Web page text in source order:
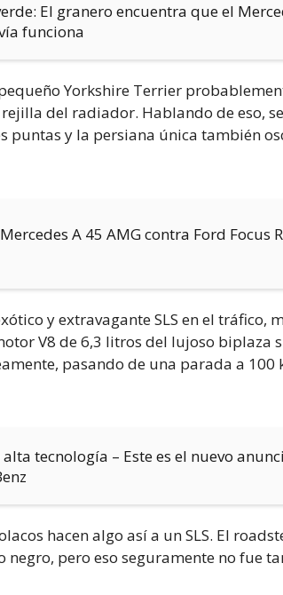
El granero encuentra que el
funciona
Yorkshire Terrier
del radiador. Hablando de eso,
puntas y la persiana única también
A 45 AMG contra Ford Focus
y extravagante SLS en el
V8 de 6,3 litros del lujoso biplaza
pasando de una parada a 100
tecnología – Este es el nuevo
hacen algo así a un SLS. El
pero eso seguramente no fue